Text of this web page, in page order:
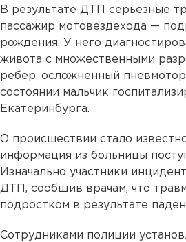
В результате ДТП серьезные
пассажир мотовездехода —
рождения. У него
живота с множественными
ребер, осложненный
состоянии мальчик
Екатеринбурга.
О происшествии стало
информация из больницы
Изначально участники
ДТП, сообщив врачам, что
подростком в результате
Сотрудниками полиции